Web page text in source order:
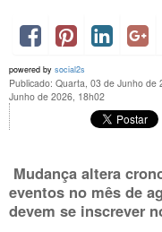
powered by social2s
Publicado: Quarta, 03 de Junho de
Junho de 2026, 18h02
Mudança altera
eventos no mês de
devem se inscrever